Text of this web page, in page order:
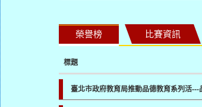
榮譽榜 比賽資訊
標題
臺北市政府教育局推動品德教育系列活